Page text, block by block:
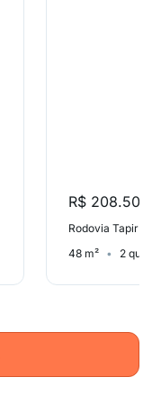
R$ 208.500
Rodovia Tapir
48 m²
2